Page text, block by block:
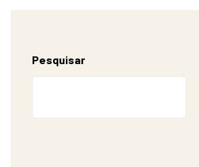
Pesquisar